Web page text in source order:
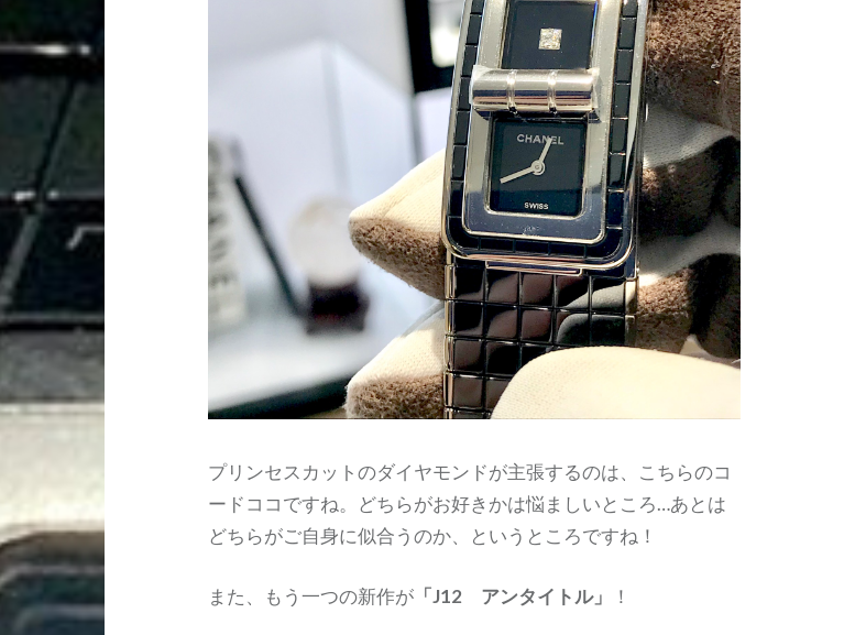
プリンセスカットのダイヤモンドが主張するのは、こちらのコ
ードココですね。どちらがお好きかは悩ましいところ…あとは
どちらがご自身に似合うのか、というところですね！
また、もう一つの新作が 「J12 アンタイトル」 ！